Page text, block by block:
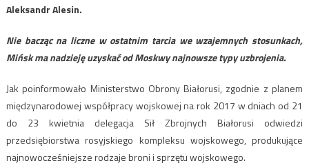
Aleksandr Alesin.
Nie bacząc na liczne w ostatnim tarcia we wzajemnych stosunkach,
Mińsk ma nadzieję uzyskać od Moskwy najnowsze typy uzbrojenia.
Jak poinformowało Ministerstwo Obrony Białorusi, zgodnie z planem
międzynarodowej współpracy wojskowej na rok 2017 w dniach od 21
do 23 kwietnia delegacja Sił Zbrojnych Białorusi odwiedzi
przedsiębiorstwa rosyjskiego kompleksu wojskowego, produkujące
najnowocześniejsze rodzaje broni i sprzętu wojskowego.